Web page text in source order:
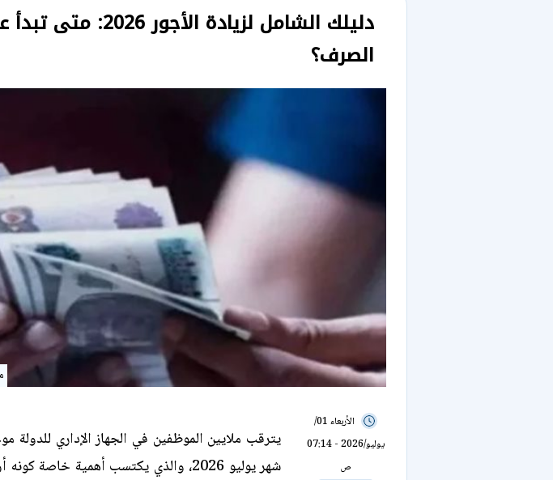
دليلك الشامل لزيادة الأجور
الصرف؟
الأربعاء 01/
يوليو/2026 - 07:14
ص
يترقب ملايين الموظفين في الجهاز الإداري
شهر يوليو 2026، والذي يكتسب أهمية خاصة